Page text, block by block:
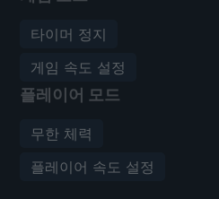
타이머 정지
게임 속도 설정
플레이어 모드
무한 체력
플레이어 속도 설정